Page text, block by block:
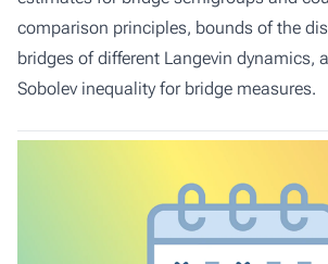
comparison principles, bounds of the
bridges of different Langevin dynamics,
Sobolev inequality for bridge measures.